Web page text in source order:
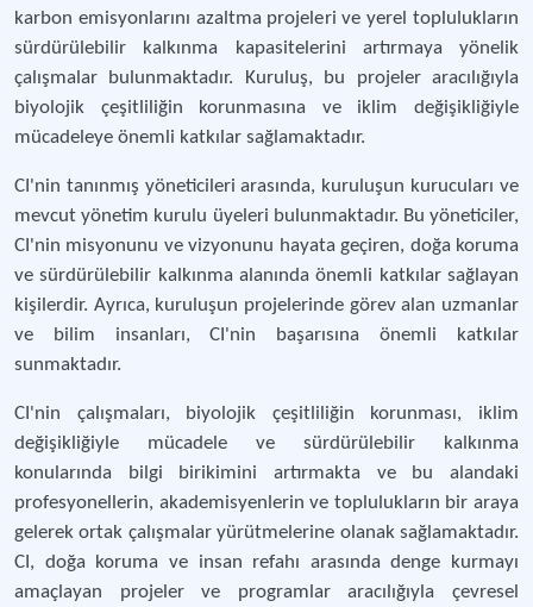
karbon emisyonlarını azaltma projeleri ve yerel toplulukların
sürdürülebilir kalkınma kapasitelerini artırmaya yönelik
çalışmalar bulunmaktadır. Kuruluş, bu projeler aracılığıyla
biyolojik çeşitliliğin korunmasına ve iklim değişikliğiyle
mücadeleye önemli katkılar sağlamaktadır.
CI'nin tanınmış yöneticileri arasında, kuruluşun kurucuları ve
mevcut yönetim kurulu üyeleri bulunmaktadır. Bu yöneticiler,
CI'nin misyonunu ve vizyonunu hayata geçiren, doğa koruma
ve sürdürülebilir kalkınma alanında önemli katkılar sağlayan
kişilerdir. Ayrıca, kuruluşun projelerinde görev alan uzmanlar
ve bilim insanları, CI'nin başarısına önemli katkılar
sunmaktadır.
CI'nin çalışmaları, biyolojik çeşitliliğin korunması, iklim
değişikliğiyle mücadele ve sürdürülebilir kalkınma
konularında bilgi birikimini artırmakta ve bu alandaki
profesyonellerin, akademisyenlerin ve toplulukların bir araya
gelerek ortak çalışmalar yürütmelerine olanak sağlamaktadır.
CI, doğa koruma ve insan refahı arasında denge kurmayı
amaçlayan projeler ve programlar aracılığıyla çevresel